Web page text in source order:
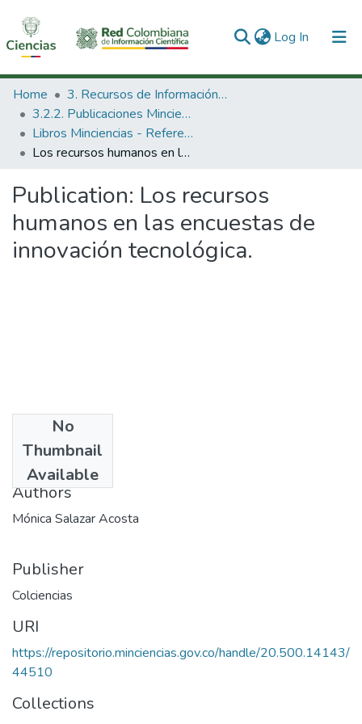
Log In (current)
Communities & Collections
All of DSpace
Statistics
Home
3. Recursos de Información Científica y Tecnológica
3.2.2. Publicaciones Minciencias
Libros Minciencias - Referenciales
Los recursos humanos en las encuestas de innovación tecnológica.
Publication: Los recursos
humanos en las encuestas de
innovación tecnológica.
No
Thumbnail
Available
1999
Authors
Mónica Salazar Acosta
Publisher
Colciencias
URI
https://repositorio.minciencias.gov.co/handle/20.500.14143/
44510
Collections